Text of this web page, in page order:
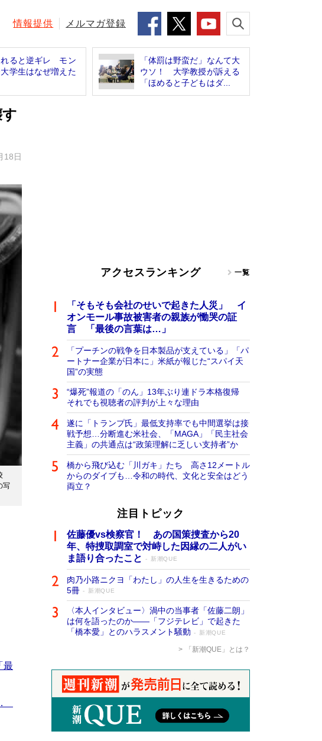
情報提供 メルマガ登録
れると逆ギレ モン
学生はなぜ増えた
「体罰は野蛮だ」なんて大
ウソ！ 大学教授が訴える
「ほめると子どもはダ...
18日
写
最
…
アクセスランキング 一覧
「そもそも会社のせいで起きた人災」 イ
オンモール事故被害者の親族が慟哭の証
言 「最後の言葉は…」
「プーチンの戦争を日本製品が支えている」「パ
ートナー企業が日本に」米紙が報じた“スパイ天
国”の実態
“爆死”報道の「のん」13年ぶり連ドラ本格復帰
それでも視聴者の評判が上々な理由
遂に「トランプ氏」最低支持率でも中間選挙は接
戦予想…分断進む米社会、「MAGA」「民主社会
主義」の共通点は“政策理解に乏しい支持者”か
橋から飛び込む「川ガキ」たち 高さ12メートル
からのダイブも…令和の時代、文化と安全はどう
両立？
注目トピック
佐藤優vs検察官！ あの国策捜査から20
年、特捜取調室で対峙した因縁の二人がい
ま語り合ったこと
新潮QUE
肉乃小路ニクヨ「わたし」の人生を生きるための
5冊
新潮QUE
〈本人インタビュー〉渦中の当事者「佐藤二朗」
は何を語ったのか――「フジテレビ」で起きた
「橋本愛」とのハラスメント騒動
新潮QUE
「新潮QUE」とは？